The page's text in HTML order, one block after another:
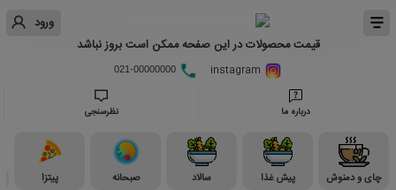
ورود
قیمت محصولات در این صفحه ممکن است بروز نباشد
021-00000000
درباره ما نظرسنجی
چای و دمنوش پیش غذا سالاد صبحانه پیتزا